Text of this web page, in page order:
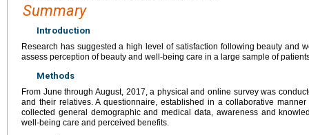
Summary
Introduction
Research has suggested a high level of satisfaction following beauty and
assess perception of beauty and well-being care in a large sample of
Methods
From June through August, 2017, a physical and online survey was
and their relatives. A questionnaire, established in a collaborative
collected general demographic and medical data, awareness and
well-being care and perceived benefits.